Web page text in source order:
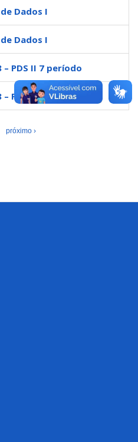
Dados I
Dados I
– PDS II 7 período
– PDS II 7 período
próximo ›